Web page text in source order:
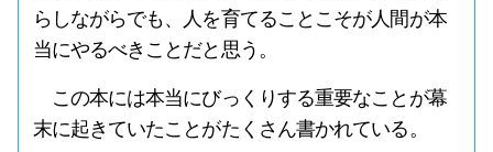
らしながらでも、人を育てることこそが人間が本
当にやるべきことだと思う。
この本には本当にびっくりする重要なことが幕
末に起きていたことがたくさん書かれている。